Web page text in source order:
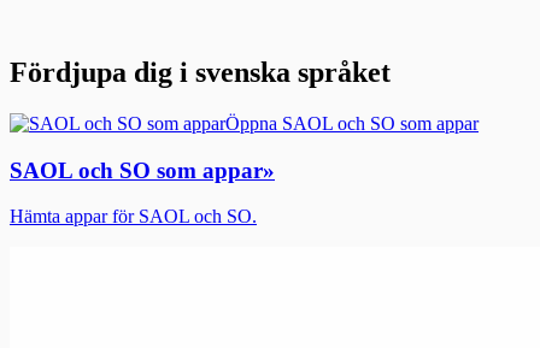
Fördjupa dig i svenska språket
Öppna SAOL och SO som appar
SAOL och SO som appar»
Hämta appar för SAOL och SO.